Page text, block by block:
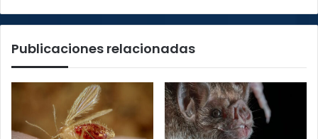
Publicaciones relacionadas